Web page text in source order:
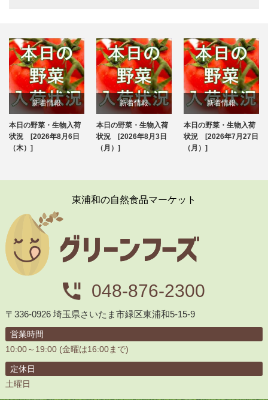
新着情報
ブログ
本日の野菜・生物入荷
状況 [2026年8月6日
（木）]
新着情報
ブログ
本日の野菜・生物入荷
状況 [2026年8月3日
（月）]
新着情報
ブログ
本日の野菜・生物入荷
状況 [2026年7月27日
（月）]
東浦和の自然食品マーケット
048-876-2300
〒336-0926 埼玉県さいたま市緑区東浦和5-15-9
営業時間
10:00～19:00 (金曜は16:00まで)
定休日
土曜日